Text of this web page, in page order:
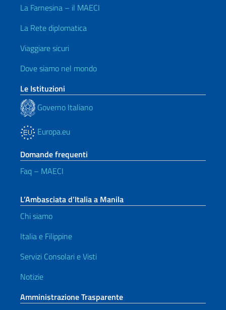
La Farnesina – il MAECI
La Rete diplomatica
Viaggiare sicuri
Dove siamo nel mondo
Le Istituzioni
Governo Italiano
Europa.eu
Domande frequenti
Faq – MAECI
L’Ambasciata d’Italia a Manila
Chi siamo
Italia e Filippine
Servizi Consolari e Visti
Notizie
Amministrazione Trasparente